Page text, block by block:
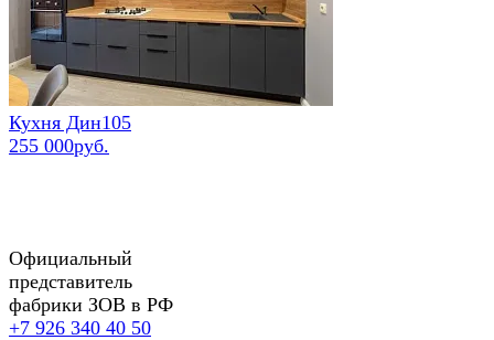
Кухня Дин105
255 000руб.
Официальный
представитель
фабрики ЗОВ в РФ
+7 926 340 40 50